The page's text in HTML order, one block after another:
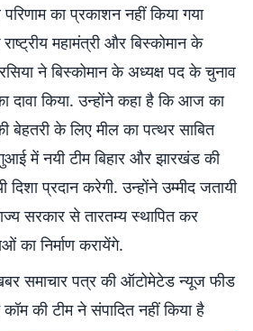
का प्रकाशन नहीं किया गया
महामंत्री और बिस्कोमान के
ने बिस्कोमान के अध्यक्ष पद के चुनाव
दावा किया. उन्होंने कहा है कि आज का
बेहतरी के लिए मील का पत्थर साबित
में नयी टीम बिहार और झारखंड की
दिशा प्रदान करेगी. उन्होंने उम्मीद जतायी
सरकार से तारतम्य स्थापित कर
का निर्माण करायेंगे.
समाचार पत्र की ऑटोमेटेड न्यूज फीड
की टीम ने संपादित नहीं किया है